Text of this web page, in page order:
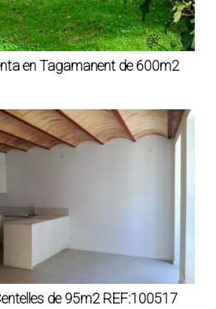
en Tagamanent de 600m2
de 95m2 REF:100517